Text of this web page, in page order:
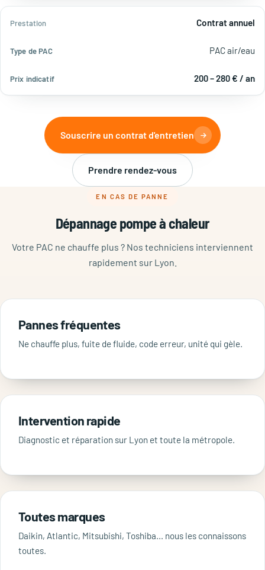
Contrat annuel
PAC air/eau
200 – 280 € / an
Souscrire un contrat d'entretien
Prendre rendez-vous
EN CAS DE PANNE
Dépannage pompe à chaleur
Votre PAC ne chauffe plus ? Nos techniciens interviennent
rapidement sur Lyon.
Pannes fréquentes
Ne chauffe plus, fuite de fluide, code erreur, unité qui gèle.
Intervention rapide
Diagnostic et réparation sur Lyon et toute la métropole.
Toutes marques
Daikin, Atlantic, Mitsubishi, Toshiba… nous les connaissons
toutes.